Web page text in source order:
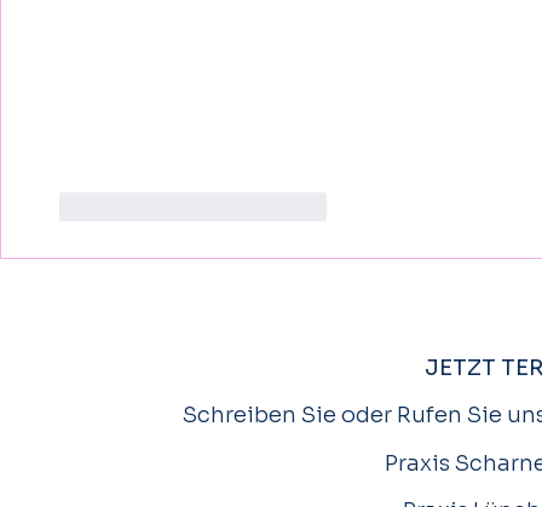
JETZT
Schreiben Sie oder Rufen Sie
Praxis